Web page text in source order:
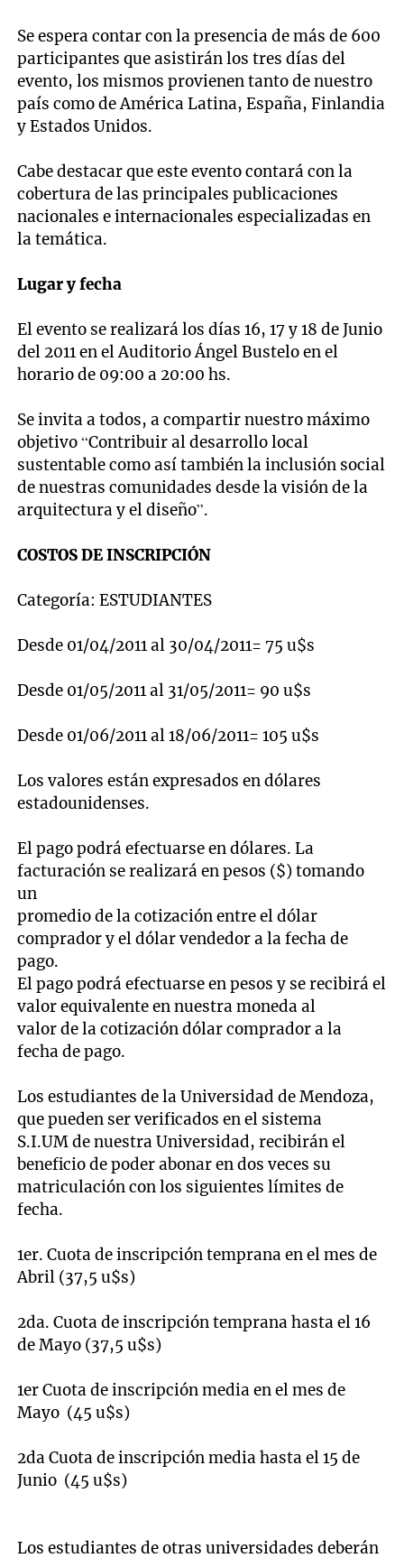
Se espera contar con la presencia de más de 600
participantes que asistirán los tres días del
evento, los mismos provienen tanto de nuestro
país como de América Latina, España, Finlandia
y Estados Unidos.
Cabe destacar que este evento contará con la
cobertura de las principales publicaciones
nacionales e internacionales especializadas en
la temática.
Lugar y fecha
El evento se realizará los días 16, 17 y 18 de Junio
del 2011 en el Auditorio Ángel Bustelo en el
horario de 09:00 a 20:00 hs.
Se invita a todos, a compartir nuestro máximo
objetivo “Contribuir al desarrollo local
sustentable como así también la inclusión social
de nuestras comunidades desde la visión de la
arquitectura y el diseño”.
COSTOS DE INSCRIPCIÓN
Categoría: ESTUDIANTES
Desde 01/04/2011 al 30/04/2011= 75 u$s
Desde 01/05/2011 al 31/05/2011= 90 u$s
Desde 01/06/2011 al 18/06/2011= 105 u$s
Los valores están expresados en dólares
estadounidenses.
El pago podrá efectuarse en dólares. La
facturación se realizará en pesos ($) tomando
un
promedio de la cotización entre el dólar
comprador y el dólar vendedor a la fecha de
pago.
El pago podrá efectuarse en pesos y se recibirá el
valor equivalente en nuestra moneda al
valor de la cotización dólar comprador a la
fecha de pago.
Los estudiantes de la Universidad de Mendoza,
que pueden ser verificados en el sistema
S.I.UM de nuestra Universidad, recibirán el
beneficio de poder abonar en dos veces su
matriculación con los siguientes límites de
fecha.
1er. Cuota de inscripción temprana en el mes de
Abril (37,5 u$s)
2da. Cuota de inscripción temprana hasta el 16
de Mayo (37,5 u$s)
1er Cuota de inscripción media en el mes de
Mayo (45 u$s)
2da Cuota de inscripción media hasta el 15 de
Junio (45 u$s)
Los estudiantes de otras universidades deberán